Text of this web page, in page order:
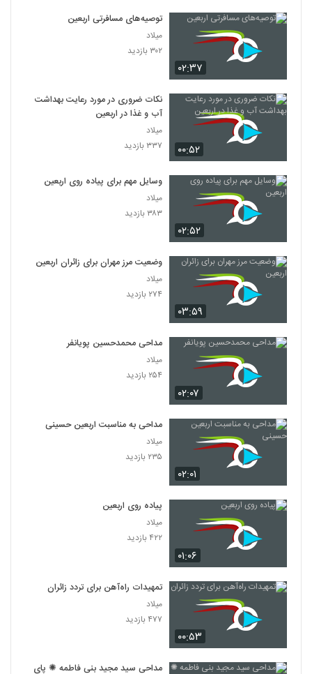
۰۲:۳۷
توصیه‌های مسافرتی اربعین
میلاد
۳۰۲ بازدید
۰۰:۵۲
نکات ضروری در مورد رعایت بهداشت
آب‌ و غذا در اربعین
میلاد
۳۳۷ بازدید
۰۲:۵۲
وسایل مهم برای پیاده روی اربعین
میلاد
۳۸۳ بازدید
۰۳:۵۹
وضعیت مرز مهران برای زائران اربعین
میلاد
۲۷۴ بازدید
۰۲:۰۷
مداحی محمدحسین پویانفر
میلاد
۲۵۴ بازدید
۰۲:۰۱
مداحی به مناسبت اربعین حسینی
میلاد
۲۳۵ بازدید
۰۱:۰۶
پیاده روی اربعین
میلاد
۴۲۲ بازدید
۰۰:۵۳
تمهیدات راه‌آهن برای تردد زائران
میلاد
۴۷۷ بازدید
مداحی سید مجید بنی فاطمه ✺ پای